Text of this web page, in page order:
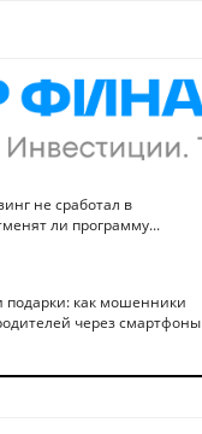
не сработал в
ли программу...
подарки: как мошенники
через смартфоны